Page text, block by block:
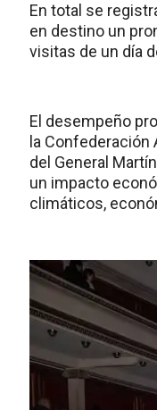
En total se
en destino un
visitas de un día
El desempeño
la Confederación
del General
un impacto
climáticos,